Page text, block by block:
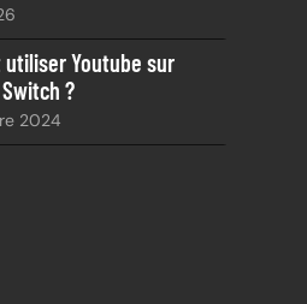
utiliser Youtube sur
?
2024